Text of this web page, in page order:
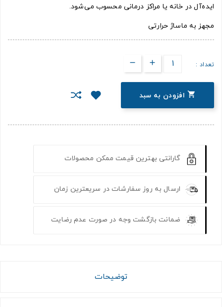
ایده‌آل در خانه یا مراکز درمانی محسوب می‌شود.
مجهز به ماساژ حرارتی
تعداد :
 افزودن به سبد
گارانتی بهترین قیمت ممکن محصولات
ارسال به روز سفارشات در سریعترین زمان
ضمانت بازگشت وجه در صورت عدم رضایت
توضیحات